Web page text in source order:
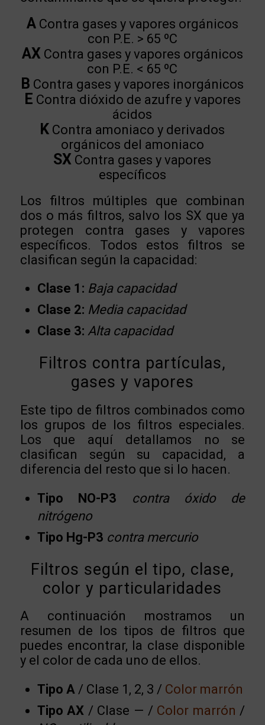
AContra gases y vapores orgánicos
con P.E. > 65 ºC
AX Contra gases y vapores orgánicos
con P.E. < 65 ºC
B Contra gases y vapores inorgánicos
E Contra dióxido de azufre y vapores
ácidos
K Contra amoniaco y derivados
orgánicos del amoniaco
SX Contra gases y vapores
específicos
Los filtros múltiples que combinan
dos o más filtros, salvo los SX que ya
protegen contra gases y vapores
específicos. Todos estos filtros se
clasifican según la capacidad:
Clase 1: Baja capacidad
Clase 2: Media capacidad
Clase 3: Alta capacidad
Filtros contra partículas,
gases y vapores
Este tipo de filtros combinados como
los grupos de los filtros especiales.
Los que aquí detallamos no se
clasifican según su capacidad, a
diferencia del resto que si lo hacen.
Tipo NO-P3
contra óxido de
nitrógeno
Tipo Hg-P3 contra mercurio
Filtros según el tipo, clase,
color y particularidades
A continuación mostramos un
resumen de los tipos de filtros que
puedes encontrar, la clase disponible
y el color de cada uno de ellos.
Tipo A/ Clase 1, 2, 3 / Color marrón
Tipo AX / Clase — / Color marrón /